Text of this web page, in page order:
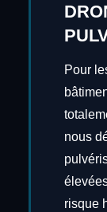
Pour
nous
risque